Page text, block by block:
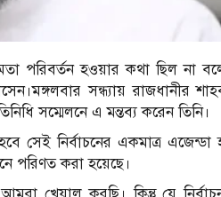
পরিবর্তন হওয়ার কথা ছিল না
সন্ধ্যায় রাজধানীর
সম্মেলনে এ মন্তব্য করেন তিনি।
সেই নির্বাচনের একমাত্র
পরিণত করা হয়েছে।